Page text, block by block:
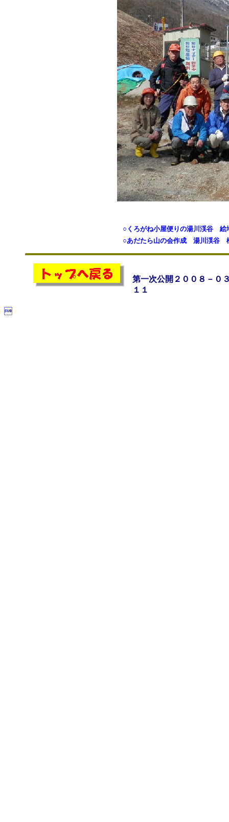
○くろがね小屋便りの湯川
○あだたら山の会作成 湯川渓
第一次公開２００８－０
１１
